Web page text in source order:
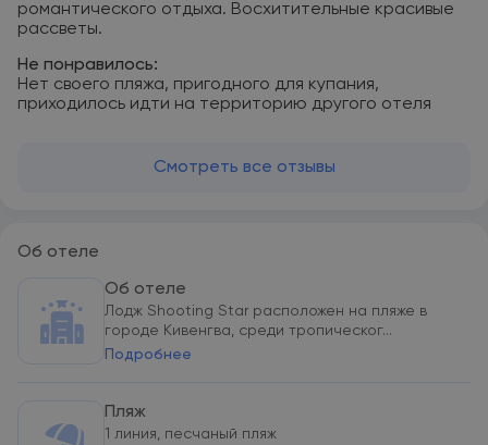
романтического отдыха. Восхитительные красивые
рассветы.
Не понравилось:
Нет своего пляжа, пригодного для купания,
приходилось идти на территорию другого отеля
Смотреть все отзывы
Об отеле
Об отеле
Лодж Shooting Star расположен на пляже в
городе Кивенгва, среди тропическог...
Подробнее
Пляж
1 линия, песчаный пляж